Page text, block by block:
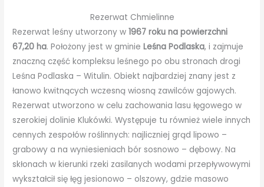
Rezerwat Chmielinne
Rezerwat leśny utworzony w1967 roku na powierzchni
67,20 ha. Położony jest w gminieLeśna Podlaska, i zajmuje
znaczną część kompleksu leśnego po obu stronach drogi
Leśna Podlaska – Witulin. Obiekt najbardziej znany jest z
łanowo kwitnących wczesną wiosną zawilców gajowych.
Rezerwat utworzono w celu zachowania lasu łęgowego w
szerokiej dolinie Klukówki. Występuje tu również wiele innych
cennych zespołów roślinnych: najliczniej grąd lipowo –
grabowy a na wyniesieniach bór sosnowo – dębowy. Na
skłonach w kierunki rzeki zasilanych wodami przepływowymi
wykształcił się łęg jesionowo – olszowy, gdzie masowo